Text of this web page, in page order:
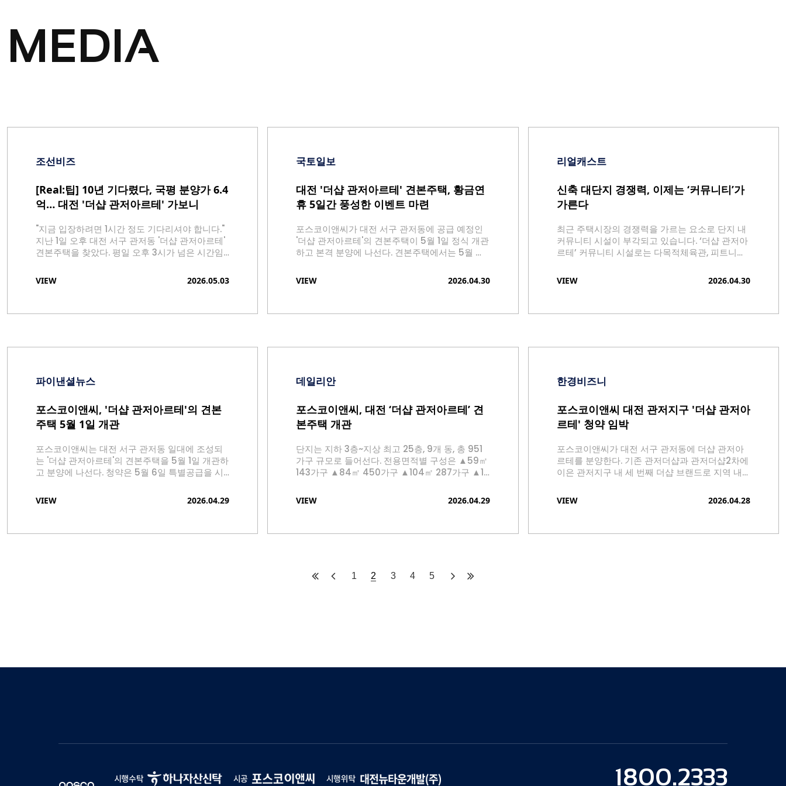
MEDIA
조선비즈
[Real:팁] 10년 기다렸다, 국평 분양가 6.4
억… 대전 '더샵 관저아르테' 가보니
"지금 입장하려면 1시간 정도 기다리셔야 합니다."
지난 1일 오후 대전 서구 관저동 '더샵 관저아르테'
견본주택을 찾았다. 평일 오후 3시가 넘은 시간임
앞부터 시작된 줄은 펜스를 따라 구간별로 나뉘어
이어졌고, 천막 아래로 대기 인파가 겹겹이 쌓였다.
VIEW 2026.05.03
국토일보
대전 '더샵 관저아르테' 견본주택, 황금연
휴 5일간 풍성한 이벤트 마련
포스코이앤씨가 대전 서구 관저동에 공급 예정인
'더샵 관저아르테'의 견본주택이 5월 1일 정식 개관
하고 본격 분양에 나선다. 견본주택에서는 5월 가
벤트가 1일부터 5일까지 다채롭게 운영된다. 이번
연휴 이벤트는 청약 경품 이벤트, 견본주택 방문 선
첨 이벤트, 상담 이벤트, 어린이날 특별 행사, 푸드
VIEW 2026.04.30
리얼캐스트
신축 대단지 경쟁력, 이제는 ‘커뮤니티’가
가른다
최근 주택시장의 경쟁력을 가르는 요소로 단지 내
커뮤니티 시설이 부각되고 있습니다. ‘더샵 관저아
르테’ 커뮤니티 시설로는 다목적체육관, 피트니스
작은도서관, 프라이빗 독서실 등이 계획돼 있습니
다. 1년간 무상 제공되는 헬스케어 라운지와 인공
니다. 또한 주차 대수는 총 1,594대, 세대당 약 1.67
VIEW 2026.04.30
파이낸셜뉴스
포스코이앤씨, '더샵 관저아르테'의 견본
주택 5월 1일 개관
포스코이앤씨는 대전 서구 관저동 일대에 조성되
는 '더샵 관저아르테'의 견본주택을 5월 1일 개관하
고 분양에 나선다. 청약은 5월 6일 특별공급을 시
VIEW 2026.04.29
데일리안
포스코이앤씨, 대전 ‘더샵 관저아르테’ 견
본주택 개관
단지는 지하 3층~지상 최고 25층, 9개 동, 총 951
가구 규모로 들어선다. 전용면적별 구성은 ▲59㎡
143가구 ▲84㎡ 450가구 ▲104㎡ 287가구 ▲11
저더샵2차에 이어 관저지구 내 세 번째로 공급되
는 더샵 브랜드 단지다. 병·의원과 학원, 상업시설
체육공원 등 녹지 공간도 풍부하다
VIEW 2026.04.29
한경비즈니
포스코이앤씨 대전 관저지구 '더샵 관저아
르테' 청약 임박
포스코이앤씨가 대전 서구 관저동에 더샵 관저아
르테를 분양한다. 기존 관저더샵과 관저더샵2차에
이은 관저지구 내 세 번째 더샵 브랜드로 지역 내
VIEW 2026.04.28
1 2 3 4 5
1800.2333